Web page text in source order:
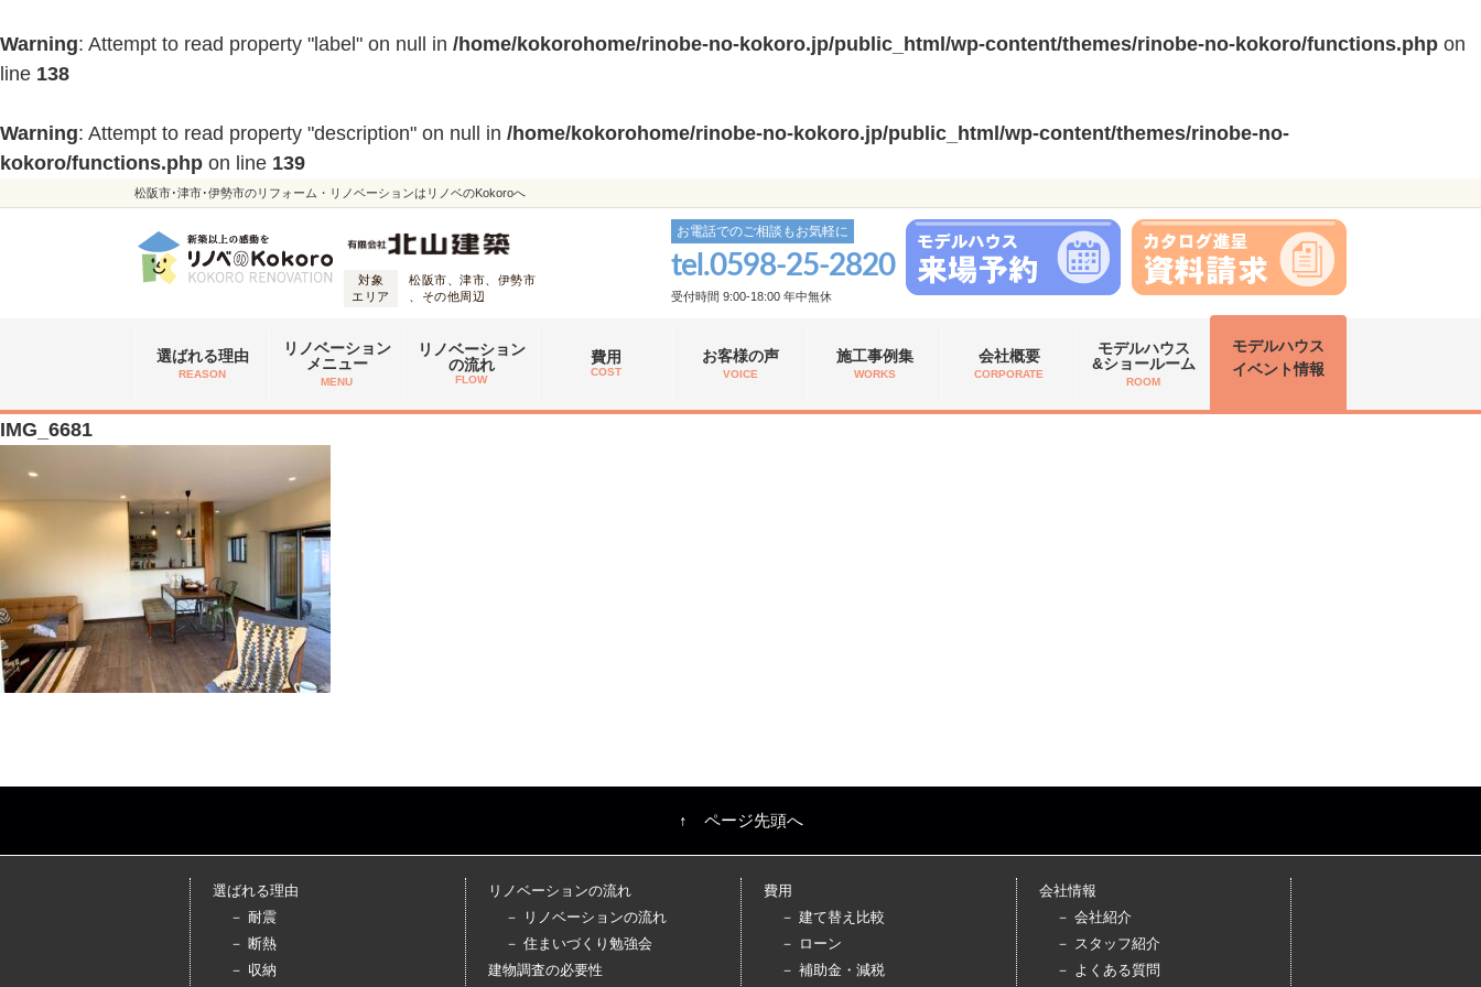
Warning: Attempt to read property "label" on null in /home/kokorohome/rinobe-no-kokoro.jp/public_html/wp-content/themes/rinobe-no-kokoro/functions.php on
line 138
Warning: Attempt to read property "description" on null in /home/kokorohome/rinobe-no-kokoro.jp/public_html/wp-content/themes/rinobe-no-
kokoro/functions.php on line 139
松阪市･津市･伊勢市のリフォーム・リノベーションはリノベのKokoroへ
対象
エリア
松阪市、津市、伊勢市
、その他周辺
お電話でのご相談もお気軽に
tel.0598-25-2820
受付時間 9:00-18:00 年中無休
選ばれる理由
REASON
リノベーション
メニュー
MENU
リノベーション
の流れ
FLOW
費用
COST
お客様の声
VOICE
施工事例集
WORKS
会社概要
CORPORATE
モデルハウス
&ショールーム
ROOM
モデルハウス
イベント情報
IMG_6681
↑ ページ先頭へ
選ばれる理由
－ 耐震
－ 断熱
－ 収納
リノベーションの流れ
－ リノベーションの流れ
－ 住まいづくり勉強会
建物調査の必要性
費用
－ 建て替え比較
－ ローン
－ 補助金・減税
会社情報
－ 会社紹介
－ スタッフ紹介
－ よくある質問